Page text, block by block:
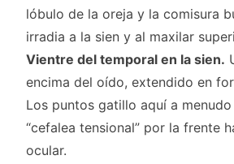
lóbulo de la oreja y la comisura
irradia a la sien y al maxilar
Vientre del temporal en la sien.
encima del oído, extendido en
Los puntos gatillo aquí a
“cefalea tensional” por la frente
ocular.